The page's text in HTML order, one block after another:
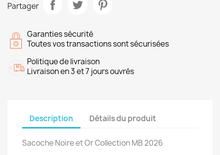
Partager
Garanties sécurité
Toutes vos transactions sont sécurisées
Politique de livraison
Livraison en 3 et 7 jours ouvrés
Description Détails du produit
Sacoche Noire et Or Collection MB 2026